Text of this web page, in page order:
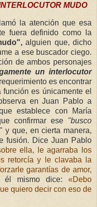
MUDO
la atención que esa
fuera definido como la
alguien que, dicho
a ese buscador ciego.
de ambos personajes
un interlocutor
es encontrar
es únicamente el
en Juan Pablo a
establece con María
confirmar ese "busco
" y que, en cierta manera,
fusión. Dice Juan Pablo
ella, le agarraba los
retorcía y le clavaba la
garantías de amor,
él mismo dice: «Debo
quiero decir con eso de